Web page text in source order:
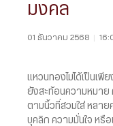
มงคล
01 ธันวาคม 2568 |
แหวนทองไม่ได้เป็นเพี
ยังสะท้อนความหมาย
ตามนิ้วที่สวมใส่ หลาย
บุคลิก ความมั่นใจ หรื